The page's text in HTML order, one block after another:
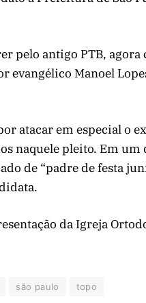
pelo antigo PTB, agora
evangélico Manoel
atacar em especial o
naquele pleito. Em um
de “padre de festa
da Igreja
são paulo topo